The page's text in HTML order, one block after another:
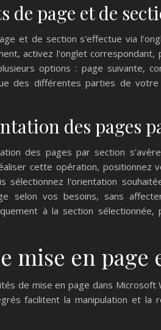
de page et de
et de section s'effectue via
activez l'onglet
options : page suivante,
des différentes parties de
des pages
des pages par section
cette opération, positionnez
sélectionnez l'orientation
selon vos besoins, sans
à la section
mise en page
de mise en page dans
facilitent la manipulation et la